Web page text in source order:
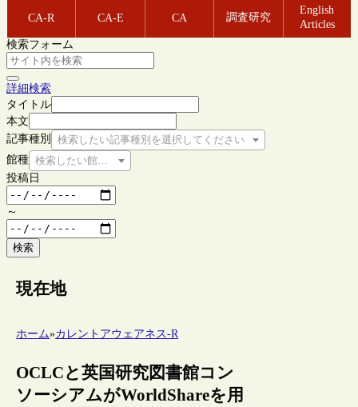
CA-R CA-E CA 調査研究
English
Articles
検索フォーム
詳細検索
タイトル
本文
記事種別
検索したい記事種別を選択してください
館種 検索したい館種を選択してください
投稿日
～
検索
現在地
ホーム»カレントアウェアネス-R
OCLCと英国研究図書館コン
ソーシアムがWorldShareを用